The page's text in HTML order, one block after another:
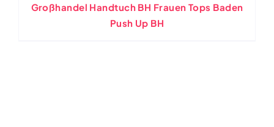
Großhandel Handtuch BH Frauen Tops Baden
Push Up BH